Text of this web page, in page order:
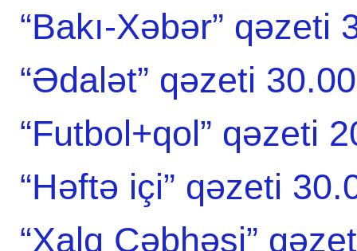
“Bakı-Xəbər” qəzeti
“Ədalət” qəzeti
“Futbol+qol” qəzeti
“Həftə içi” qəzeti
“Xalq Cəbhəsi”